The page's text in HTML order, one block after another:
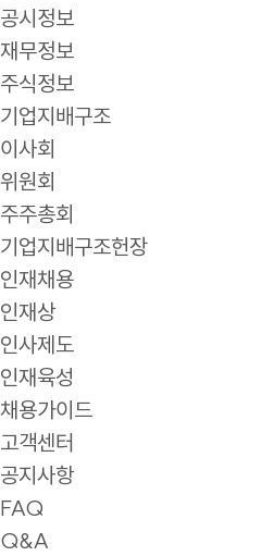
공시정보
재무정보
주식정보
기업지배구조
이사회
위원회
주주총회
기업지배구조헌장
인재채용
인재상
인사제도
인재육성
채용가이드
고객센터
공지사항
FAQ
Q&A